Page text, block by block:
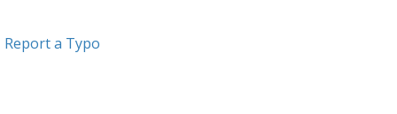
Report a Typo